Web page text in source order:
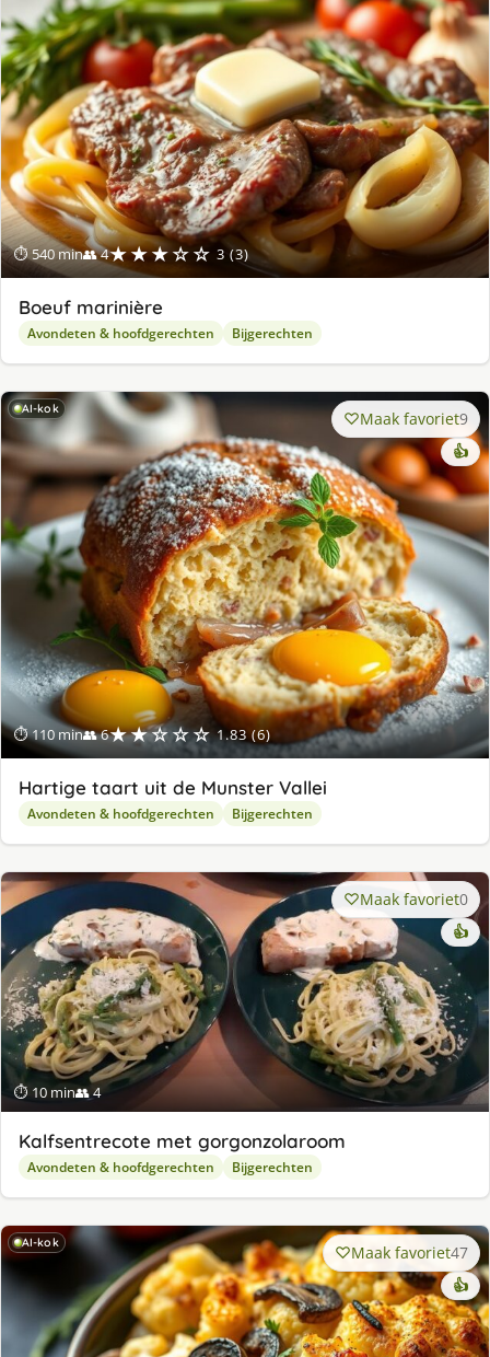
⏱ 540 min👥 4★★★☆☆ 3 (3)
Boeuf marinière
Avondeten & hoofdgerechten Bijgerechten
AI-kok
⏱ 110 min👥 6★★☆☆☆ 1.83 (6)
Maak favoriet9
👍
Hartige taart uit de Munster Vallei
Avondeten & hoofdgerechten Bijgerechten
⏱ 10 min👥 4
Maak favoriet0
👍
Kalfsentrecote met gorgonzolaroom
Avondeten & hoofdgerechten Bijgerechten
AI-kok Maak favoriet47
👍